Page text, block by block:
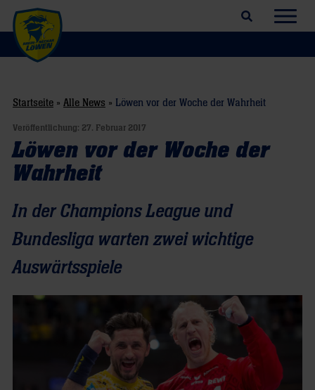
Suchfeld öffnen
Startseite » Alle News » Löwen vor der Woche der Wahrheit
Veröffentlichung: 27. Februar 2017
Löwen vor der Woche der
Wahrheit
In der Champions League und
Bundesliga warten zwei wichtige
Auswärtsspiele